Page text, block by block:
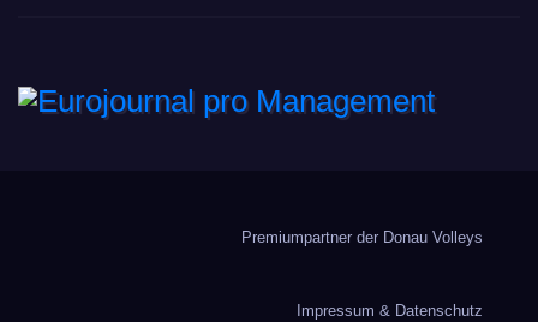
Premiumpartner der Donau Volleys
Impressum & Datenschutz